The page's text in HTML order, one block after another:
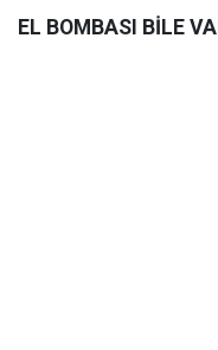
EL BOMBASI BİLE